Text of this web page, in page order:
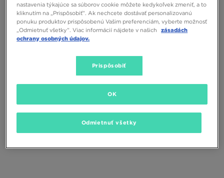
28,00 € 40,00 €
nastavenia týkajúce sa súborov cookie môžete kedykoľvek zmeniť, a to
kliknutím na „Prispôsobiť”. Ak nechcete dostávať personalizovanú
ponuku produktov prispôsobenú Vašim preferenciám, vyberte možnosť
„Odmietnuť všetky”. Viac informácií nájdete v našich
zásadách
ochrany osobných údajov.
Prispôsobiť
Odmietnuť všetky
OK